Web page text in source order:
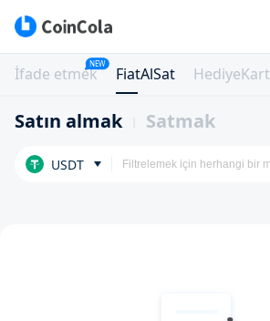
İfade etmek
NEW
FiatAlSat HediyeKart
Satın almak Satmak
USDT